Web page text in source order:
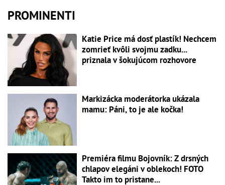
PROMINENTI
Katie Price má dosť plastík! Nechcem
zomrieť kvôli svojmu zadku...
priznala v šokujúcom rozhovore
Markizácka moderátorka ukázala
mamu: Páni, to je ale kočka!
Premiéra filmu Bojovník: Z drsných
chlapov elegáni v oblekoch! FOTO
Takto im to pristane...